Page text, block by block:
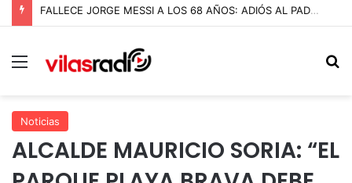
FALLECE JORGE MESSI A LOS 68 AÑOS: ADIÓS AL PADRE Y ARQUITECTO DE LA CARRERA DE LIONEL MESSI
Menú
Noticias
ALCALDE MAURICIO SORIA: “EL